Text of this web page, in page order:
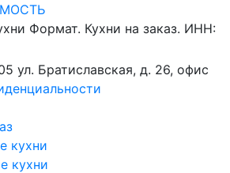
Формат. Кухни на заказ. ИНН:
ул. Братиславская, д. 26, офис
кухни
кухни